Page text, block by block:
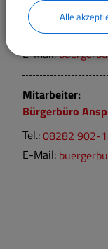
Bürgerbüro
Tel.:08282 902-
E-Mail:
Mitarbeiter:
Bürgerbüro
Tel.:08282 902-
E-Mail:
Alle